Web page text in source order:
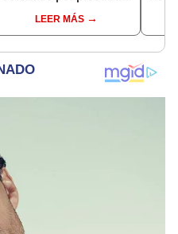
incompatible y falsedad
ideológica
LEER MÁS